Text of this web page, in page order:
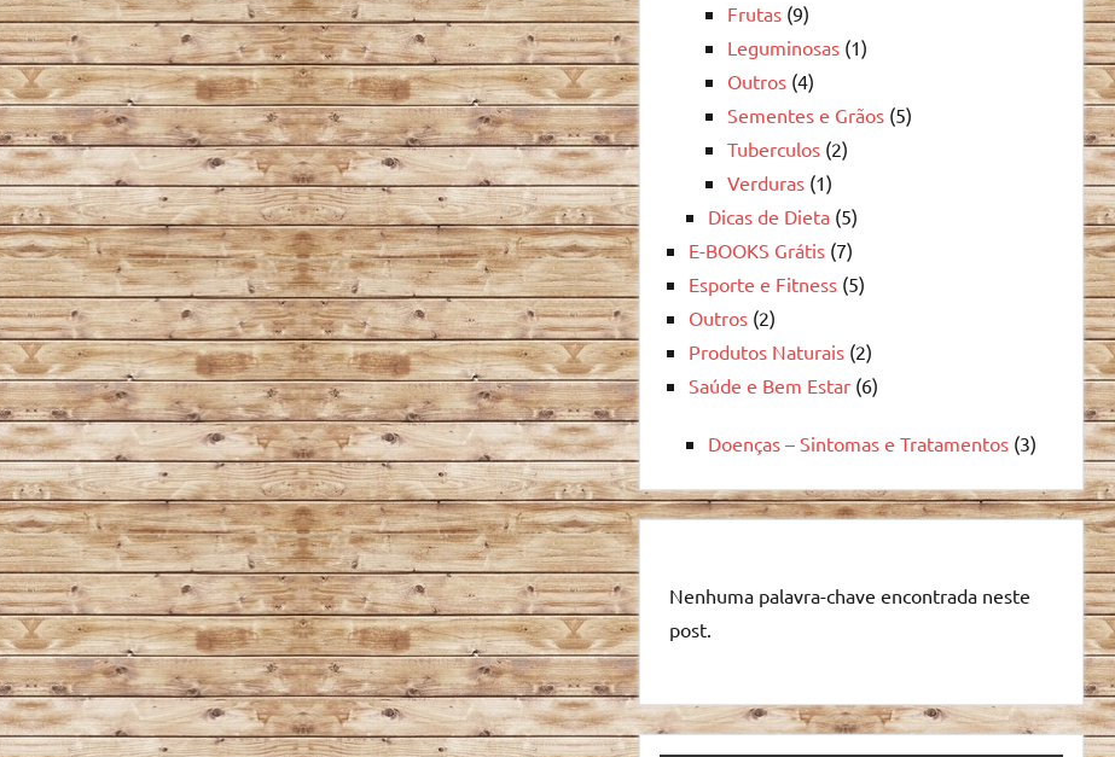
Frutas (9)
Leguminosas (1)
Outros (4)
Sementes e Grãos (5)
Tuberculos (2)
Verduras (1)
Dicas de Dieta (5)
E-BOOKS Grátis (7)
Esporte e Fitness (5)
Outros (2)
Produtos Naturais (2)
Saúde e Bem Estar (6)
Doenças – Sintomas e Tratamentos (3)
Nenhuma palavra-chave encontrada neste
post.